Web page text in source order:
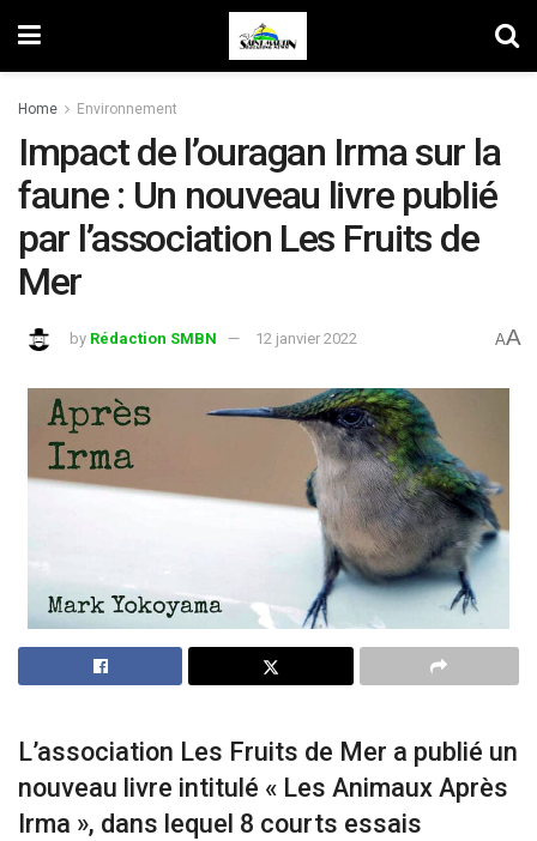
Home Environnement
Impact de l’ouragan Irma sur la
faune : Un nouveau livre publié
par l’association Les Fruits de
Mer
by Rédaction SMBN 12 janvier 2022 AA
L’association Les Fruits de Mer a publié un
nouveau livre intitulé « Les Animaux Après
Irma », dans lequel 8 courts essais